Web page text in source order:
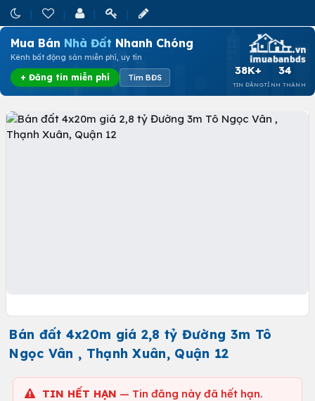
Mua Bán Nhà Đất Nhanh Chóng
Kênh bất động sản miễn phí, uy tín
+ Đăng tin miễn phí Tìm BĐS
38K+
TIN ĐĂNG
34
TỈNH THÀNH
Bán đất 4x20m giá 2,8 tỷ Đường 3m Tô
Ngọc Vân , Thạnh Xuân, Quận 12
TIN HẾT HẠN — Tin đăng này đã hết hạn.